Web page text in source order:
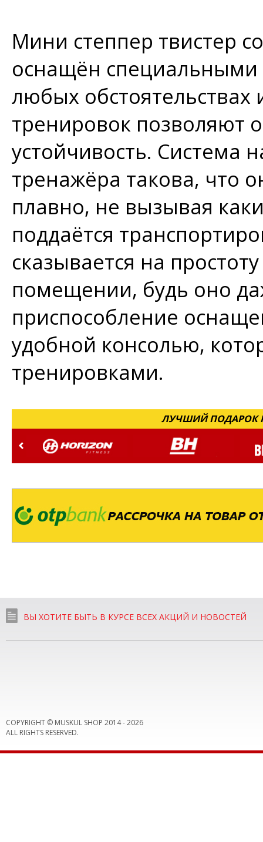
Мини степпер твистер
оснащён
любых
тренировок позволяют
устойчивость. Система
тренажёра такова, что
плавно, не вызывая
поддаётся
сказывается на
помещении, будь оно
приспособление
удобной консолью,
тренировками.
ЛУЧШИЙ ПОДАРОК
ВЫ ХОТИТЕ БЫТЬ В КУРСЕ ВСЕХ АКЦИЙ И НОВОСТЕЙ
COPYRIGHT © MUSKUL SHOP 2014 -2026
ALL RIGHTS RESERVED.